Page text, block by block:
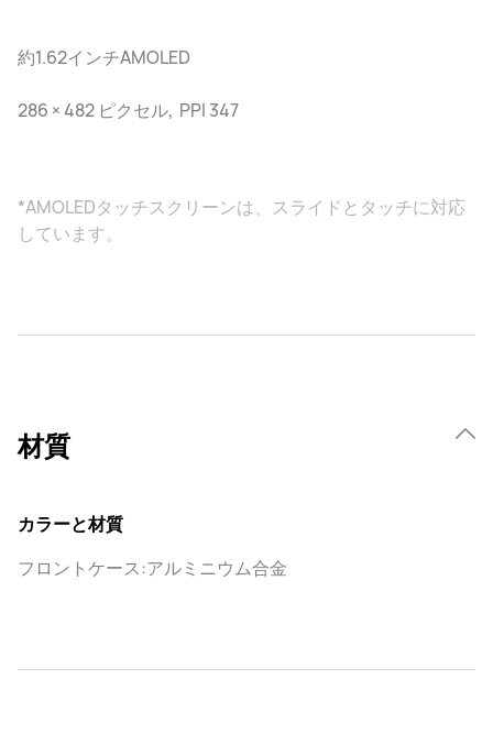
約1.62インチAMOLED
286 × 482 ピクセル, PPI 347
*AMOLEDタッチスクリーンは、スライドとタッチに対応
しています。
材質
カラーと材質
フロントケース:アルミニウム合金